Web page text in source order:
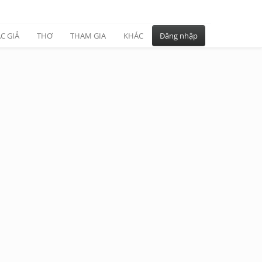
GIẢ THƠ THAM GIA KHÁC Đăng nhập